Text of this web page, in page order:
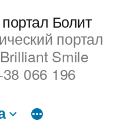
Болит
портал
Smile
066 196